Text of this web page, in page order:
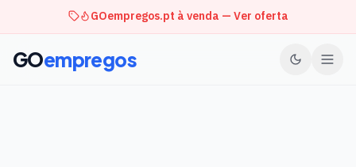
GOempregos.pt à venda — Ver oferta
GOempregos